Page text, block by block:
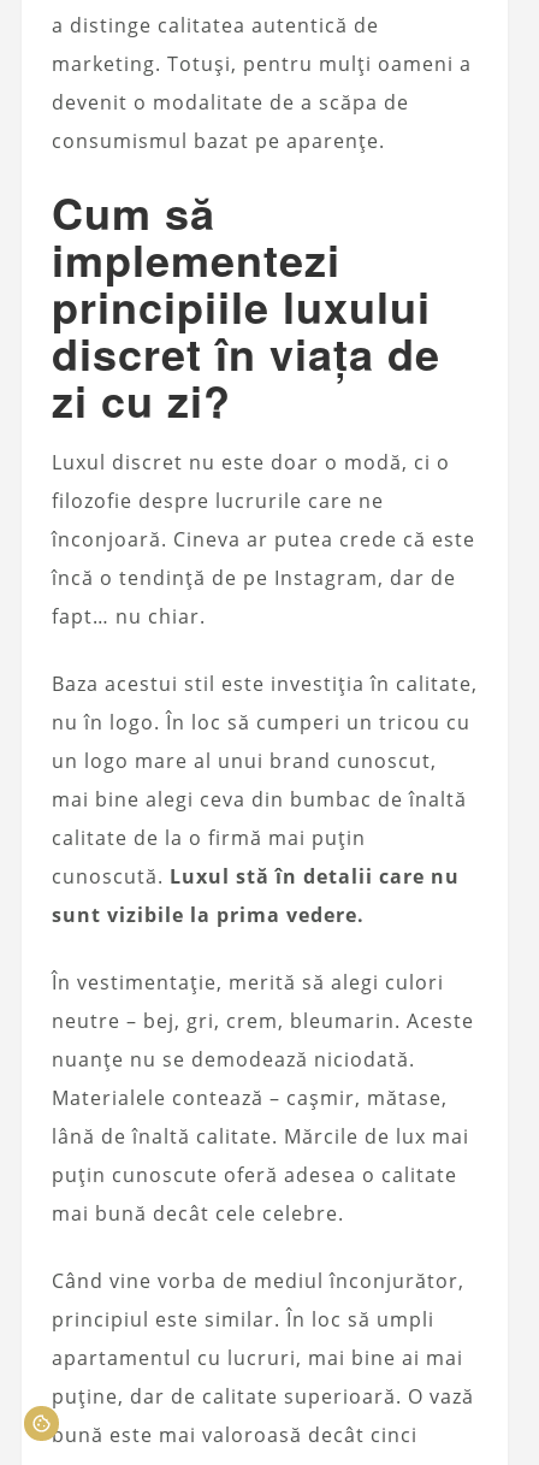
a distinge calitatea autentică de
marketing. Totuși, pentru mulți oameni a
devenit o modalitate de a scăpa de
consumismul bazat pe aparențe.
Cum să
implementezi
principiile luxului
discret în viața de
zi cu zi?
Luxul discret nu este doar o modă, ci o
filozofie despre lucrurile care ne
înconjoară. Cineva ar putea crede că este
încă o tendință de pe Instagram, dar de
fapt… nu chiar.
Baza acestui stil este investiția în calitate,
nu în logo. În loc să cumperi un tricou cu
un logo mare al unui brand cunoscut,
mai bine alegi ceva din bumbac de înaltă
calitate de la o firmă mai puțin
cunoscută. Luxul stă în detalii care nu
sunt vizibile la prima vedere.
În vestimentație, merită să alegi culori
neutre – bej, gri, crem, bleumarin. Aceste
nuanțe nu se demodează niciodată.
Materialele contează – cașmir, mătase,
lână de înaltă calitate. Mărcile de lux mai
puțin cunoscute oferă adesea o calitate
mai bună decât cele celebre.
Când vine vorba de mediul înconjurător,
principiul este similar. În loc să umpli
apartamentul cu lucruri, mai bine ai mai
puține, dar de calitate superioară. O vază
bună este mai valoroasă decât cinci